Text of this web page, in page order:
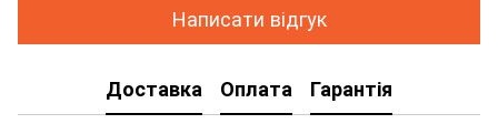
Написати відгук
Доставка Оплата Гарантія